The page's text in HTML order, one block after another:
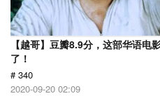
【越哥】豆瓣8.9分，这部华语电
了！
# 340
2020-09-20 02:09